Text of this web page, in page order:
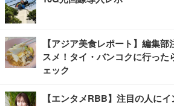
【アジア美食レポート】編集
スメ！タイ・バンコクに行った
ェック
【エンタメRBB】注目の人に